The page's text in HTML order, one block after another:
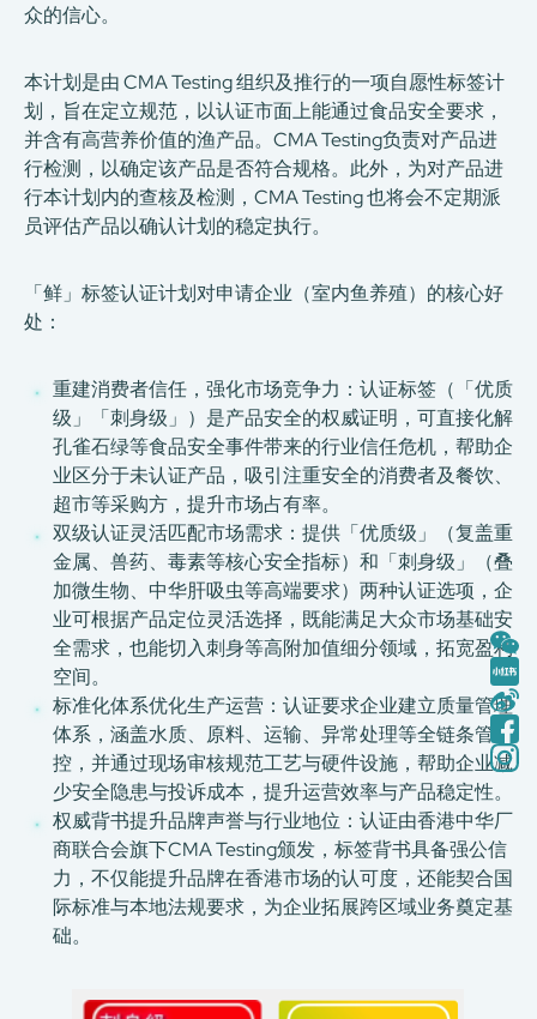
众的信心。
本计划是由 CMA Testing 组织及推行的一项自愿性标签计
划，旨在定立规范，以认证市面上能通过食品安全要求，
并含有高营养价值的渔产品。CMA Testing负责对产品进
行检测，以确定该产品是否符合规格。此外，为对产品进
行本计划内的查核及检测，CMA Testing 也将会不定期派
员评估产品以确认计划的稳定执行。
「鲜」标签认证计划对申请企业（室内鱼养殖）的核心好
处：
重建消费者信任，强化市场竞争力：认证标签（「优质
级」「刺身级」）是产品安全的权威证明，可直接化解
孔雀石绿等食品安全事件带来的行业信任危机，帮助企
业区分于未认证产品，吸引注重安全的消费者及餐饮、
超市等采购方，提升市场占有率。
双级认证灵活匹配市场需求：提供「优质级」（复盖重
金属、兽药、毒素等核心安全指标）和「刺身级」（叠
加微生物、中华肝吸虫等高端要求）两种认证选项，企
业可根据产品定位灵活选择，既能满足大众市场基础安
全需求，也能切入刺身等高附加值细分领域，拓宽盈利
空间。
标准化体系优化生产运营：认证要求企业建立质量管理
体系，涵盖水质、原料、运输、异常处理等全链条管
控，并通过现场审核规范工艺与硬件设施，帮助企业减
少安全隐患与投诉成本，提升运营效率与产品稳定性。
权威背书提升品牌声誉与行业地位：认证由香港中华厂
商联合会旗下CMA Testing颁发，标签背书具备强公信
力，不仅能提升品牌在香港市场的认可度，还能契合国
际标准与本地法规要求，为企业拓展跨区域业务奠定基
础。